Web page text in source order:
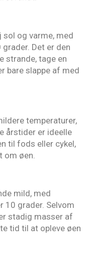
og varme, med
Det er den
strande, tage en
bare slappe af med
temperaturer,
årstider er ideelle
til fods eller cykel,
om øen.
mild, med
grader. Selvom
stadig masser af
tid til at opleve øen